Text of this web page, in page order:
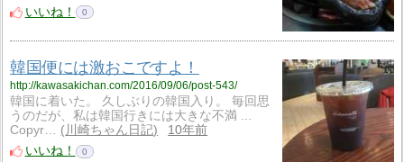
いいね！
0
韓国便には激おこですよ！
http://kawasakichan.com/2016/09/06/post-543/
韓国に着いた。 久しぶりの韓国入り。 毎回思
うのだが、私は韓国行きには大きな不満 ...
Copyr…
川崎ちゃん日記
10年前
いいね！
0